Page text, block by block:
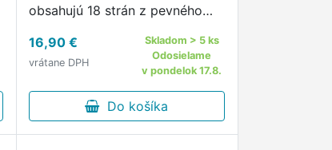
obsahujú 18 strán z pevného
obrázkami na vyfarbovanie.
16,90 €
vrátane DPH
Skladom > 5 ks
Odosielame
v pondelok 17.8.
Do košíka